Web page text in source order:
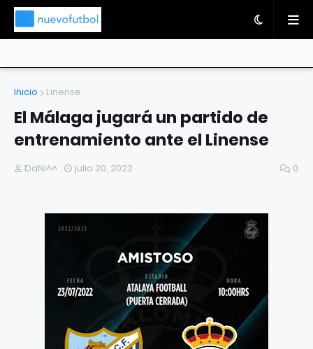
Inicio Linense
El Málaga jugará un partido de
entrenamiento ante el Linense
DaNi^^ julio 20, 2022 0